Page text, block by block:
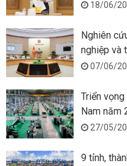
18/06/
Nghiên
nghiệp và
trưởng mới
07/06/
Triển
Nam năm
27/05/
9 tỉnh,